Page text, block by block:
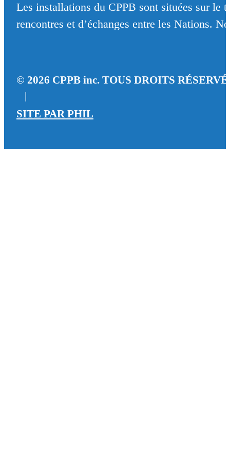
Les installations du CPPB sont situées sur le
rencontres et d’échanges entre les Nations.
© 2026 CPPB inc. TOUS DROITS
|
SITE PAR PHIL